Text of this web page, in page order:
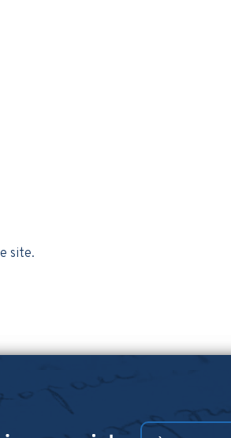
site.